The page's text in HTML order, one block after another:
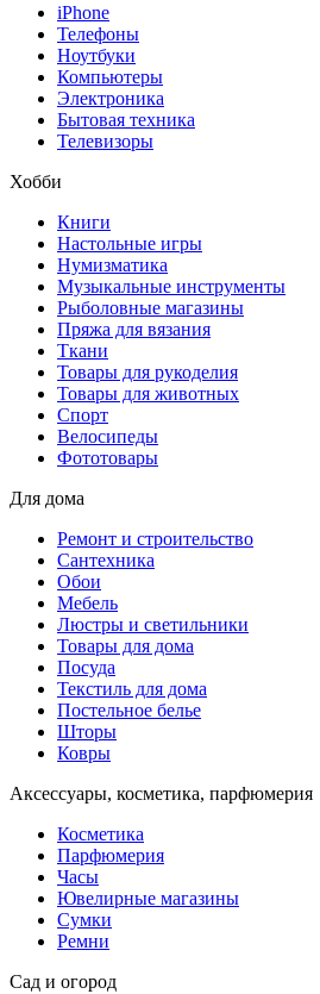
iPhone
Телефоны
Ноутбуки
Компьютеры
Электроника
Бытовая техника
Телевизоры
Хобби
Книги
Настольные игры
Нумизматика
Музыкальные инструменты
Рыболовные магазины
Пряжа для вязания
Ткани
Товары для рукоделия
Товары для животных
Спорт
Велосипеды
Фототовары
Для дома
Ремонт и строительство
Сантехника
Обои
Мебель
Люстры и светильники
Товары для дома
Посуда
Текстиль для дома
Постельное белье
Шторы
Ковры
Аксессуары, косметика, парфюмерия
Косметика
Парфюмерия
Часы
Ювелирные магазины
Сумки
Ремни
Сад и огород